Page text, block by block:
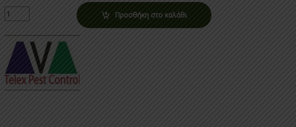
Quantity Προσθήκη στο καλάθι